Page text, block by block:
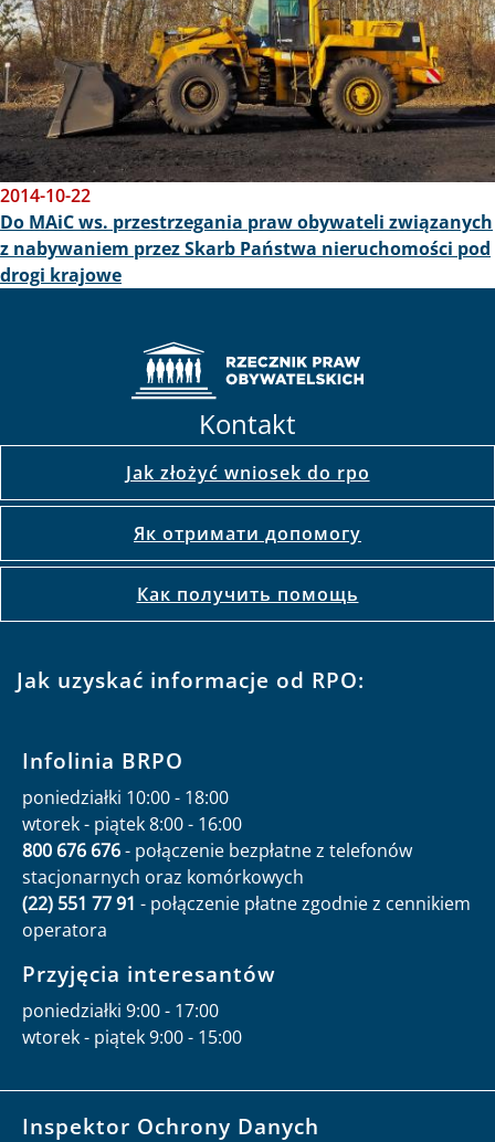
2014-10-22
Do MAiC ws. przestrzegania praw obywateli związanych
z nabywaniem przez Skarb Państwa nieruchomości pod
drogi krajowe
Kontakt
Jak złożyć wniosek do rpo
Як отримати допомогу
Как получить помощь
Jak uzyskać informacje od RPO:
Infolinia BRPO
poniedziałki 10:00 - 18:00
wtorek - piątek 8:00 - 16:00
800 676 676- połączenie bezpłatne z telefonów
stacjonarnych oraz komórkowych
(22) 551 77 91 - połączenie płatne zgodnie z cennikiem
operatora
Przyjęcia interesantów
poniedziałki 9:00 - 17:00
wtorek - piątek 9:00 - 15:00
Inspektor Ochrony Danych